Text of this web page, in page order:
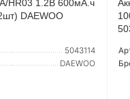
HR03 1.2В 600мА.ч
DAEWOO
5043114
DAEWOO